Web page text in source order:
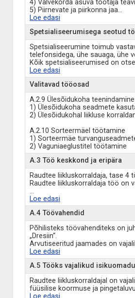
4) Valvekorda asuva töötaja
5) Piirnevate ja piirkonna jaa...
Loe edasi
Spetsialiseerumisega seotud
Spetsialiseerumine toimub
telefonsidega, ühe sauaga, ühe
Kõik spetsialiseerumised on
Loe edasi
Valitavad tööosad
A.2.9 Ülesõidukoha teenindamine
1) Ülesõidukoha seadmete
2) Ülesõidukohal liikluse
A.2.10 Sorteermäel töötamine
1) Sorteermäe
2) Vaguniaeglustitel töötamine
A.3 Töö keskkond ja eripära
Raudtee liikluskorraldaja, tase
Raudtee liikluskorraldaja töö on
...
Loe edasi
A.4 Töövahendid
Põhilisteks töövahenditeks on
„Dresiin“.
Arvutiseeritud jaamades on
Loe edasi
A.5 Tööks vajalikud
Raudtee liikluskorraldajal on
füüsilise koormuse ja
Loe edasi